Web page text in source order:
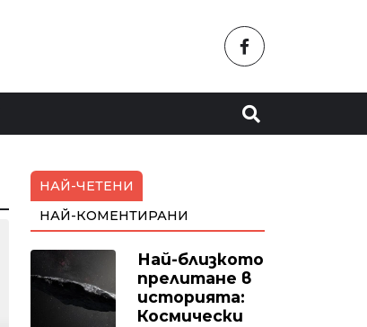
НАЙ-ЧЕТЕНИ
НАЙ-КОМЕНТИРАНИ
Най-близкото
прелитане в
историята:
Космически